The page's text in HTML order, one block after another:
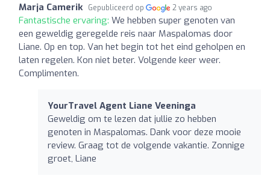
Marja Camerik Gepubliceerd op 2 years ago
Fantastische ervaring: We hebben super genoten van
een geweldig geregelde reis naar Maspalomas door
Liane. Op en top. Van het begin tot het eind geholpen en
laten regelen. Kon niet beter. Volgende keer weer.
Complimenten.
YourTravel Agent Liane Veeninga
Geweldig om te lezen dat jullie zo hebben
genoten in Maspalomas. Dank voor deze mooie
review. Graag tot de volgende vakantie. Zonnige
groet, Liane